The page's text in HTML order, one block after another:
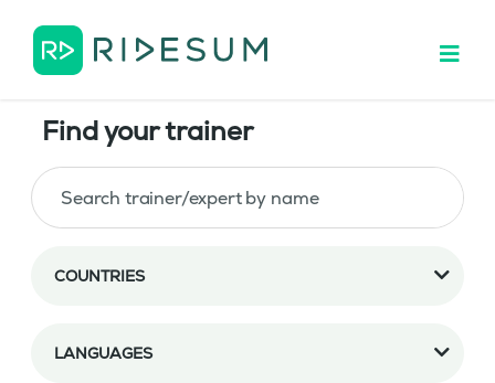
Find your trainer
COUNTRIES
LANGUAGES